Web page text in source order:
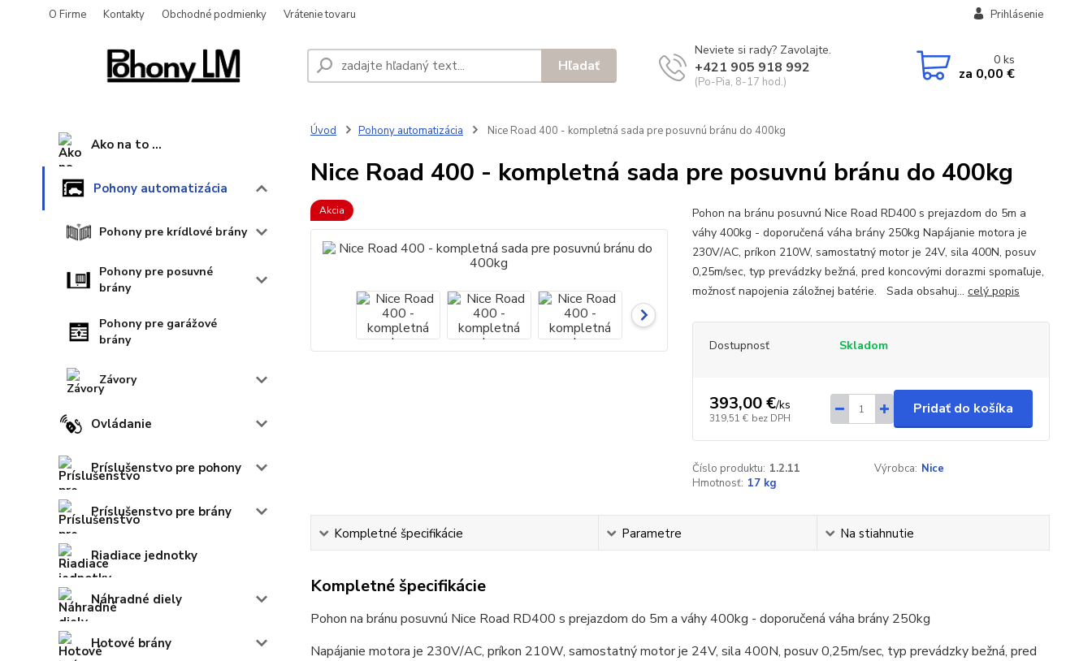
O Firme Kontakty Obchodné podmienky Vrátenie tovaru Prihlásenie
Hľadať
Neviete si rady? Zavolajte.
+421 905 918 992
(Po-Pia, 8-17 hod.)
0ks
za 0,00 €
Ako na to ...
Pohony automatizácia
Pohony pre krídlové brány
Pohony pre posuvné
brány
Pohony pre garážové
brány
Závory
Ovládanie
Príslušenstvo pre pohony
Príslušenstvo pre brány
Riadiace jednotky
Náhradné diely
Hotové brány
Úvod Pohony automatizácia Nice Road 400 - kompletná sada pre posuvnú bránu do 400kg
Nice Road 400 - kompletná sada pre posuvnú bránu do 400kg
Akcia
Pohon na bránu posuvnú Nice Road RD400 s prejazdom do 5m a
váhy 400kg - doporučená váha brány 250kg Napájanie motora je
230V/AC, príkon 210W, samostatný motor je 24V, sila 400N, posuv
0,25m/sec, typ prevádzky bežná, pred koncovými dorazmi spomaľuje,
možnosť napojenia záložnej batérie. Sada obsahuj... celý popis
Dostupnosť Skladom
393,00 €/ks
319,51 € bez DPH
Pridať do košíka
Číslo produktu: 1.2.11 Výrobca: Nice
Hmotnosť: 17 kg
Kompletné špecifikácie Parametre Na stiahnutie
Kompletné špecifikácie
Pohon na bránu posuvnú Nice Road RD400 s prejazdom do 5m a váhy 400kg - doporučená váha brány 250kg
Napájanie motora je 230V/AC, príkon 210W, samostatný motor je 24V, sila 400N, posuv 0,25m/sec, typ prevádzky bežná, pred